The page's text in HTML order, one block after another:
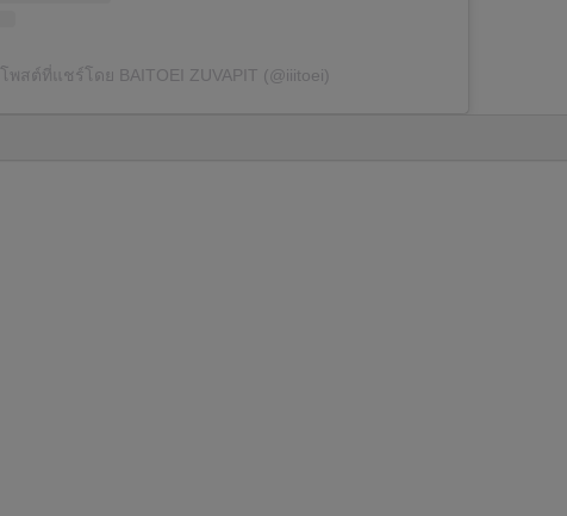
โพสต์ที่แชร์โดย BAITOEI ZUVAPIT (@iiitoei)